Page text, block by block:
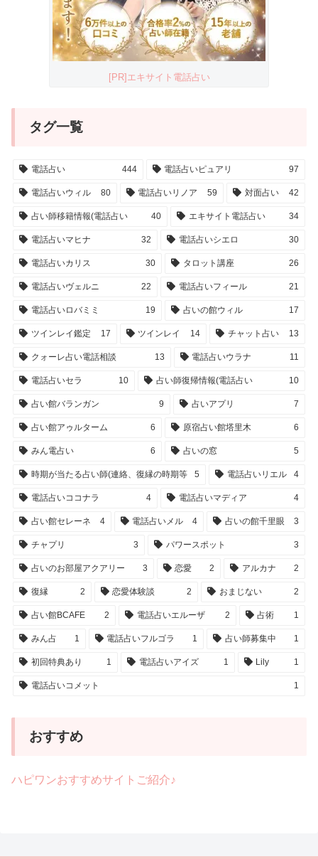
[PR]エキサイト電話占い
タグ一覧
電話占い 444 電話占いピュアリ 97
電話占いウィル 80 電話占いリノア 59 対面占い 42
占い師移籍情報(電話占い 40 エキサイト電話占い 34
電話占いマヒナ 32 電話占いシエロ 30
電話占いカリス 30 タロット講座 26
電話占いヴェルニ 22 電話占いフィール 21
電話占いロバミミ 19 占いの館ウィル 17
ツインレイ鑑定 17 ツインレイ 14 チャット占い 13
クォーレ占い電話相談 13 電話占いウラナ 11
電話占いセラ 10 占い師復帰情報(電話占い 10
占い館バランガン 9 占いアプリ 7
占い館アゥルターム 6 原宿占い館塔里木 6
みん電占い 6 占いの窓 5
時期が当たる占い師(連絡、復縁の時期等 5 電話占いリエル 4
電話占いココナラ 4 電話占いマディア 4
占い館セレーネ 4 電話占いメル 4 占いの館千里眼 3
チャプリ 3 パワースポット 3
占いのお部屋アクアリー 3 恋愛 2 アルカナ 2
復縁 2 恋愛体験談 2 おまじない 2
占い館BCAFE 2 電話占いエルーザ 2 占術 1
みん占 1 電話占いフルゴラ 1 占い師募集中 1
初回特典あり 1 電話占いアイズ 1 Lily 1
電話占いコメット 1
おすすめ
ハピワンおすすめサイトご紹介♪